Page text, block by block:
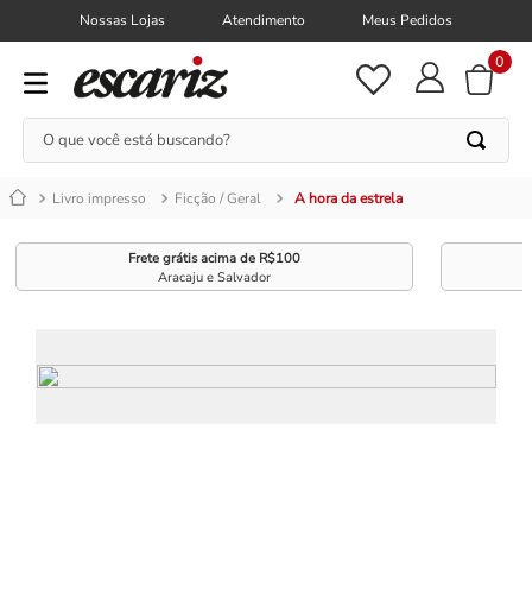
Nossas Lojas Atendimento Meus Pedidos
0
O que você está buscando?
Livro impresso Ficção / Geral A hora da estrela
Frete grátis acima de R$100
Aracaju e Salvador